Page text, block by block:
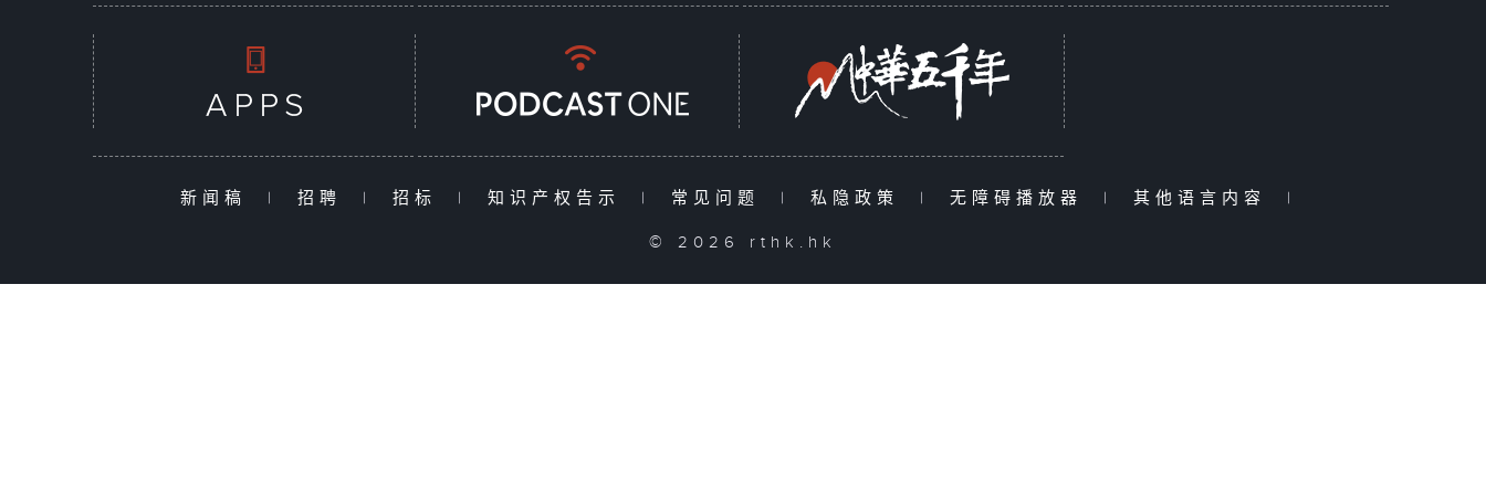
新闻稿 | 招聘 | 招标 | 知识产权告示 | 常见问题 | 私隐政策 | 无障碍播放器 | 其他语言内容 |
© 2026 rthk.hk